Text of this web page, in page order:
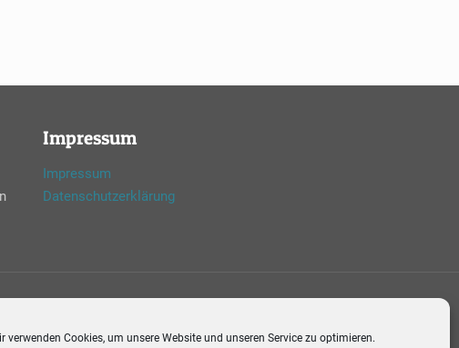
verwenden Cookies, um unsere Website und unseren Service zu optimieren.
Impressum
Impressum
Datenschutzerklärung